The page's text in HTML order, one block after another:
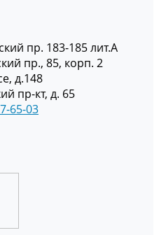
пр. 183-185 лит.А
пр., 85, корп. 2
д.148
пр-кт, д. 65
65-03